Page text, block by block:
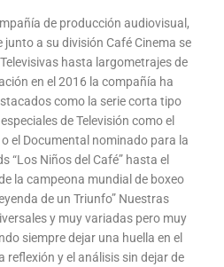
de producción audiovisual,
junto a su división Café Cinema se
hasta largometrajes de
en el 2016 la compañía ha
como la serie corta tipo
de Televisión como el
el Documental nominado para la
“Los Niños del Café” hasta el
la campeona mundial de boxeo
de un Triunfo” Nuestras
y muy variadas pero muy
siempre dejar una huella en el
reflexión y el análisis sin dejar de